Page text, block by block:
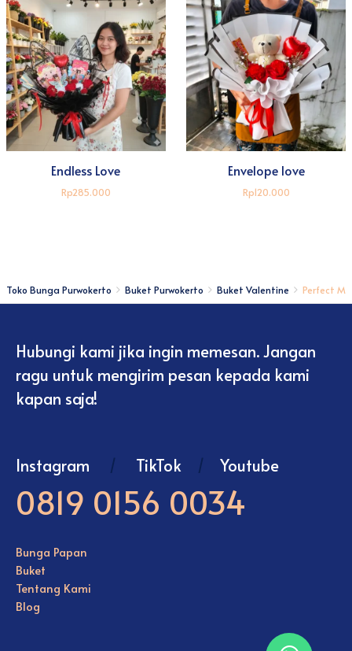
Endless Love
Rp285.000
Envelope love
Rp120.000
Toko Bunga Purwokerto Buket Purwokerto Buket Valentine Perfect
Hubungi kami jika ingin memesan. Jangan
ragu untuk mengirim pesan kepada kami
kapan saja!
Instagram / TikTok / Youtube
0819 0156 0034
Bunga Papan
Buket
Tentang Kami
Blog